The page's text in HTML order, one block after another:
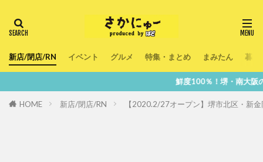
新店/閉店/RN イベント グルメ 特集・まとめ まみたん 暮ら
鮮度100％！堺・南大阪の『今』をあなたのスマホ
HOME 新店/閉店/RN 【2020.2/27オープン】堺市北区・新